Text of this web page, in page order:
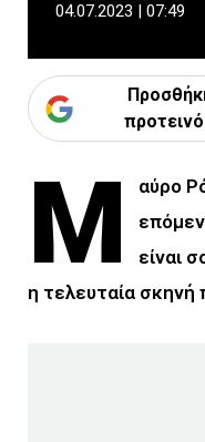
04.07.2023 | 07:49
Μ
αύρο
είναι
η τελευταία σκηνή